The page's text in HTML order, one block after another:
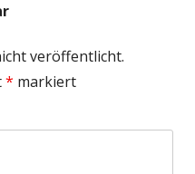
veröffentlicht.
* markiert